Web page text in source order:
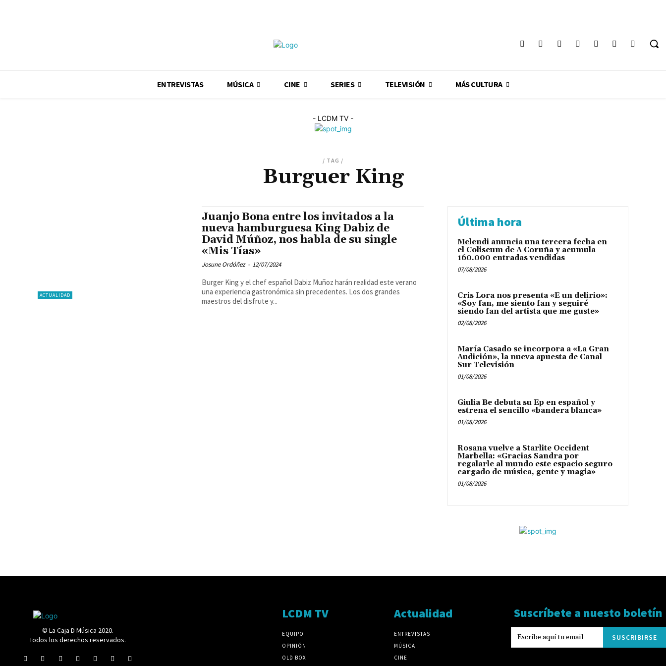
ENTREVISTAS MÚSICA CINE SERIES TELEVISIÓN MÁS CULTURA
- LCDM TV -
/ TAG /
Burguer King
ACTUALIDAD
Juanjo Bona entre los invitados a la
nueva hamburguesa King Dabiz de
David Múñoz, nos habla de su single
«Mis Tías»
Josune Ordóñez - 12/07/2024
Burger King y el chef español Dabiz Muñoz harán realidad este verano
una experiencia gastronómica sin precedentes. Los dos grandes
maestros del disfrute y...
Última hora
Melendi anuncia una tercera fecha en
el Coliseum de A Coruña y acumula
160.000 entradas vendidas
07/08/2026
Cris Lora nos presenta «E un delirio»:
«Soy fan, me siento fan y seguiré
siendo fan del artista que me guste»
02/08/2026
María Casado se incorpora a «La Gran
Audición», la nueva apuesta de Canal
Sur Televisión
01/08/2026
Giulia Be debuta su Ep en español y
estrena el sencillo «bandera blanca»
01/08/2026
Rosana vuelve a Starlite Occident
Marbella: «Gracias Sandra por
regalarle al mundo este espacio seguro
cargado de música, gente y magia»
01/08/2026
© La Caja D Música 2020.
Todos los derechos reservados.
LCDM TV
EQUIPO
OPINIÓN
OLD BOX
Actualidad
ENTREVISTAS
MÚSICA
CINE
Suscríbete a nuesto boletín
SUSCRIBIRSE